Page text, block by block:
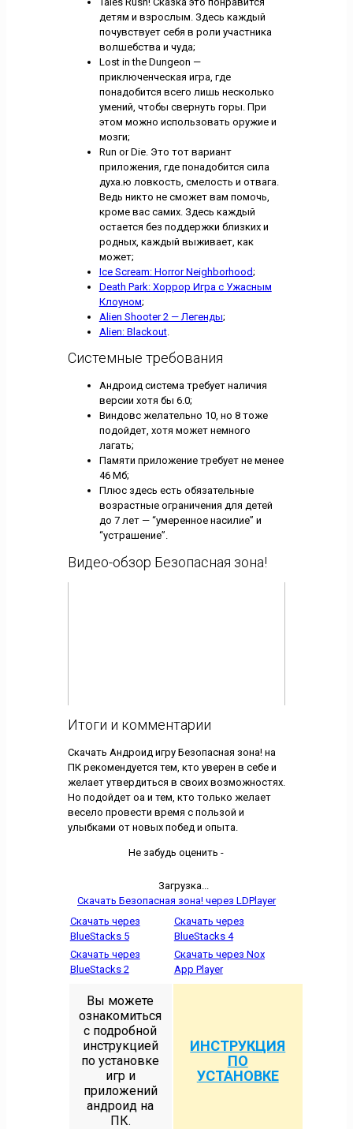
детям и взрослым. Здесь каждый
почувствует себя в роли участника
волшебства и чуда;
Lost in the Dungeon —
приключенческая игра, где
понадобится всего лишь несколько
умений, чтобы свернуть горы. При
этом можно использовать оружие и
мозги;
Run or Die. Это тот вариант
приложения, где понадобится сила
духа.ю ловкость, смелость и отвага.
Ведь никто не сможет вам помочь,
кроме вас самих. Здесь каждый
остается без поддержки близких и
родных, каждый выживает, как
может;
Ice Scream: Horror Neighborhood;
Death Park: Хоррор Игра с Ужасным
Клоуном;
Alien Shooter 2 — Легенды;
Alien: Blackout.
Системные требования
Андроид система требует наличия
версии хотя бы 6.0;
Виндовс желательно 10, но 8 тоже
подойдет, хотя может немного
лагать;
Памяти приложение требует не менее
46 Мб;
Плюс здесь есть обязательные
возрастные ограничения для детей
до 7 лет — “умеренное насилие” и
“устрашение”.
Видео-обзор Безопасная зона!
Итоги и комментарии
Скачать Андроид игру Безопасная зона! на
ПК рекомендуется тем, кто уверен в себе и
желает утвердиться в своих возможностях.
Но подойдет оа и тем, кто только желает
весело провести время с пользой и
улыбками от новых побед и опыта.
Не забудь оценить -
Загрузка...
Скачать Безопасная зона! через LDPlayer
Скачать через
BlueStacks 5
Скачать через
BlueStacks 4
Скачать через
BlueStacks 2
Скачать через Nox
App Player
Вы можете
ознакомиться
с подробной
инструкцией
по установке
игр и
приложений
андроид на
ПК.
ИНСТРУКЦИЯ
ПО
УСТАНОВКЕ